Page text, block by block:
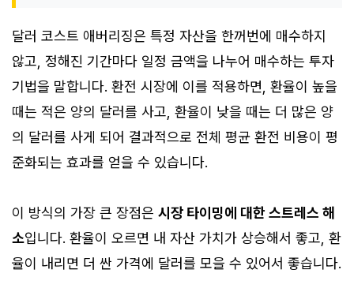
달러 코스트 애버리징은 특정 자산을 한꺼번에 매수하지
않고, 정해진 기간마다 일정 금액을 나누어 매수하는 투자
기법을 말합니다. 환전 시장에 이를 적용하면, 환율이 높을
때는 적은 양의 달러를 사고, 환율이 낮을 때는 더 많은 양
의 달러를 사게 되어 결과적으로 전체 평균 환전 비용이 평
준화되는 효과를 얻을 수 있습니다.
이 방식의 가장 큰 장점은 시장 타이밍에 대한 스트레스 해
소입니다. 환율이 오르면 내 자산 가치가 상승해서 좋고, 환
율이 내리면 더 싼 가격에 달러를 모을 수 있어서 좋습니다.